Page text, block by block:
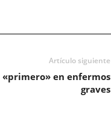
Artículo siguiente
en enfermos
graves